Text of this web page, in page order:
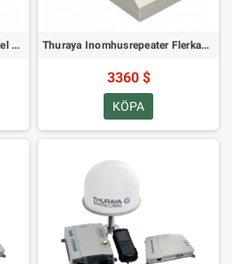
Thuraya Inomhusrepeater Enkel Kanal Thuraya Inomhusrepeater Flerkanal
3360 $
KÖPA